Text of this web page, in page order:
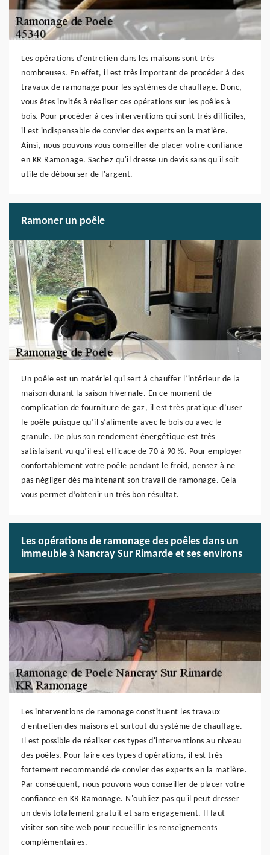
Les opérations d'entretien dans les maisons sont très
nombreuses. En effet, il est très important de procéder à des
travaux de ramonage pour les systèmes de chauffage. Donc,
vous êtes invités à réaliser ces opérations sur les poêles à
bois. Pour procéder à ces interventions qui sont très difficiles,
il est indispensable de convier des experts en la matière.
Ainsi, nous pouvons vous conseiller de placer votre confiance
en KR Ramonage. Sachez qu'il dresse un devis sans qu'il soit
utile de débourser de l'argent.
Ramoner un poêle
Un poêle est un matériel qui sert à chauffer l’intérieur de la
maison durant la saison hivernale. En ce moment de
complication de fourniture de gaz, il est très pratique d’user
le poêle puisque qu’il s’alimente avec le bois ou avec le
granule. De plus son rendement énergétique est très
satisfaisant vu qu’il est efficace de 70 à 90 %. Pour employer
confortablement votre poêle pendant le froid, pensez à ne
pas négliger dès maintenant son travail de ramonage. Cela
vous permet d’obtenir un très bon résultat.
Les opérations de ramonage des poêles dans un
immeuble à Nancray Sur Rimarde et ses environs
Les interventions de ramonage constituent les travaux
d'entretien des maisons et surtout du système de chauffage.
Il est possible de réaliser ces types d'interventions au niveau
des poêles. Pour faire ces types d'opérations, il est très
fortement recommandé de convier des experts en la matière.
Par conséquent, nous pouvons vous conseiller de placer votre
confiance en KR Ramonage. N'oubliez pas qu'il peut dresser
un devis totalement gratuit et sans engagement. Il faut
visiter son site web pour recueillir les renseignements
complémentaires.